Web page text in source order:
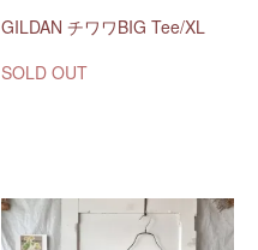
GILDAN チワワBIG Tee/XL
SOLD OUT